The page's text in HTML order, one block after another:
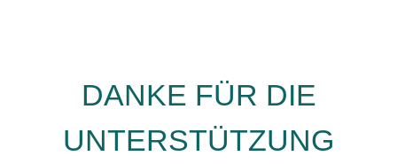
DANKE FÜR DIE
UNTERSTÜTZUNG